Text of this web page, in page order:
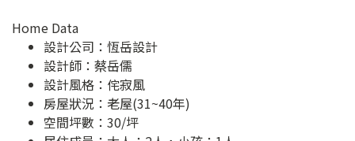
Home Data
設計公司： 恆岳設計
設計師：蔡岳儒
設計風格：侘寂風
房屋狀況：老屋(31~40年)
空間坪數：30/坪